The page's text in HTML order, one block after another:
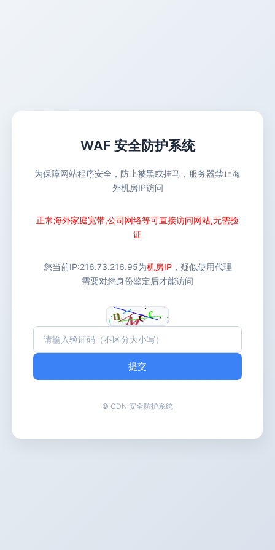
WAF 安全防护系统
为保障网站程序安全，防止被黑或挂马，服务器禁止海
外机房IP访问
正常海外家庭宽带,公司网络等可直接访问网站,无需验
证
您当前IP:216.73.216.95为机房IP ，疑似使用代理
需要对您身份鉴定后才能访问
提交
© CDN 安全防护系统